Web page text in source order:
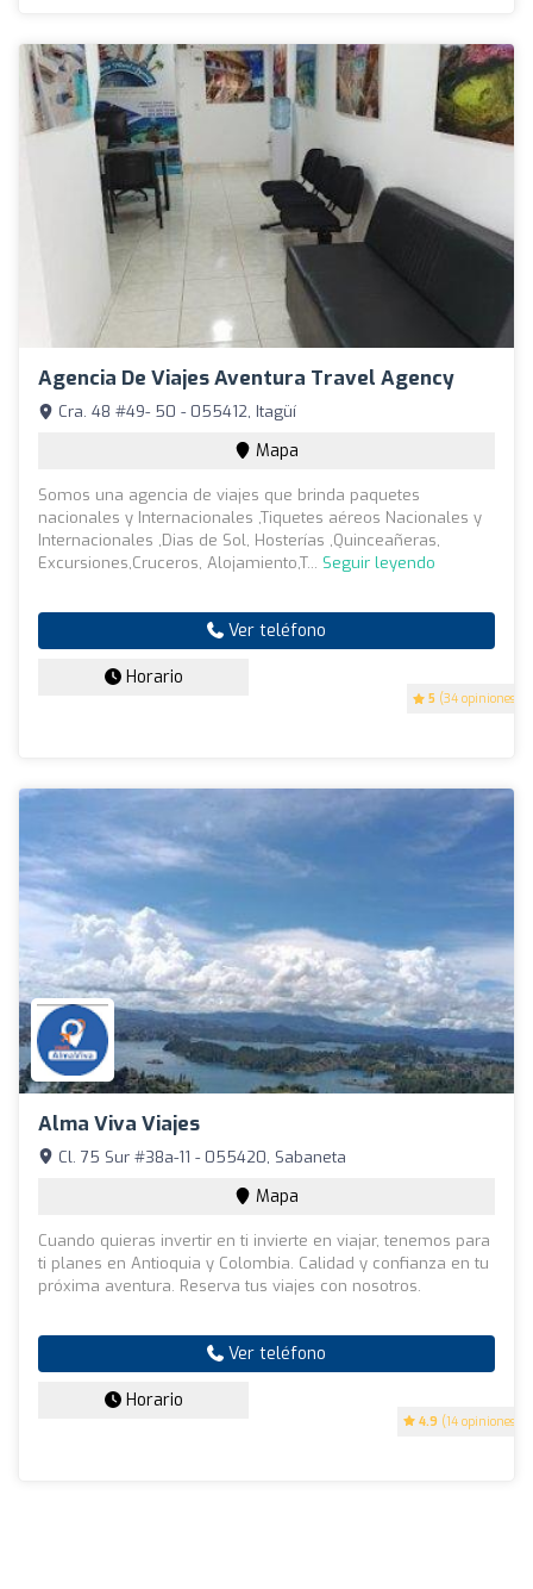
Agencia De Viajes Aventura Travel Agency
5 (34 opiniones)
Cra. 48 #49- 50 - 055412, Itagüí
Mapa
Somos una agencia de viajes que brinda paquetes
nacionales y Internacionales ,Tiquetes aéreos Nacionales y
Internacionales ,Dias de Sol, Hosterías ,Quinceañeras,
Excursiones,Cruceros, Alojamiento,T... Seguir leyendo
Ver teléfono
Horario
Alma Viva Viajes
4.9 (14 opiniones)
Cl. 75 Sur #38a-11 - 055420, Sabaneta
Mapa
Cuando quieras invertir en ti invierte en viajar, tenemos para
ti planes en Antioquia y Colombia. Calidad y confianza en tu
próxima aventura. Reserva tus viajes con nosotros.
Ver teléfono
Horario